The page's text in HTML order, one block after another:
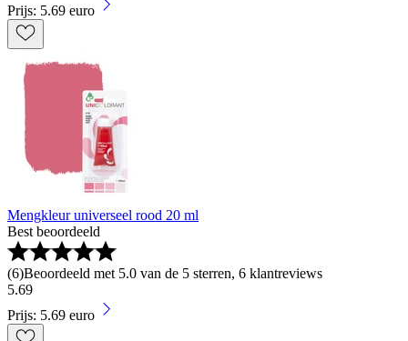
Prijs: 5.69 euro
Mengkleur universeel rood 20 ml
Best beoordeeld
(6)Beoordeeld met 5.0 van de 5 sterren, 6 klantreviews
5.69
Prijs: 5.69 euro